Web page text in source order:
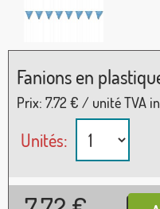
Fanions en
Prix: 7.72 € / unité TVA
Unités: